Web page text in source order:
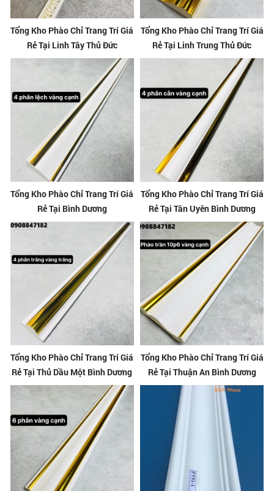
Tổng Kho Phào Chỉ Trang Trí Giá
Rẻ Tại Linh Tây Thủ Đức
Tổng Kho Phào Chỉ Trang Trí Giá
Rẻ Tại Linh Trung Thủ Đức
Tổng Kho Phào Chỉ Trang Trí Giá
Rẻ Tại Bình Dương
Tổng Kho Phào Chỉ Trang Trí Giá
Rẻ Tại Tân Uyên Bình Dương
Tổng Kho Phào Chỉ Trang Trí Giá
Rẻ Tại Thủ Dầu Một Bình Dương
Tổng Kho Phào Chỉ Trang Trí Giá
Rẻ Tại Thuận An Bình Dương